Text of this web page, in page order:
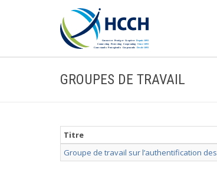
GROUPES DE TRAVAIL
Titre
Groupe de travail sur l’authentification